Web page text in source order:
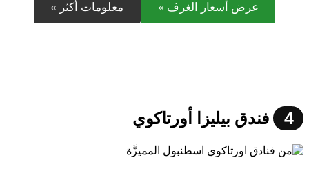
عرض أسعار الغرف » معلومات أكثر »
4 فندق بيليزا أورتاكوي